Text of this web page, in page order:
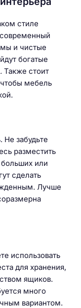
стиле
и чистые
богатые
Также стоит
чтобы мебель
Не забудьте
разместить
или
сделать
Лучше
использовать
для хранения,
ящиков.
много
вариантом.